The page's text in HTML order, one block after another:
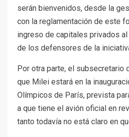
serán bienvenidos, desde la
con la reglamentación de este
ingreso de capitales privados
de los defensores de la
Por otra parte, el subsecretario
que Milei estará en la
Olímpicos de París, prevista
a que tiene el avión oficial en
tanto todavía no está claro en